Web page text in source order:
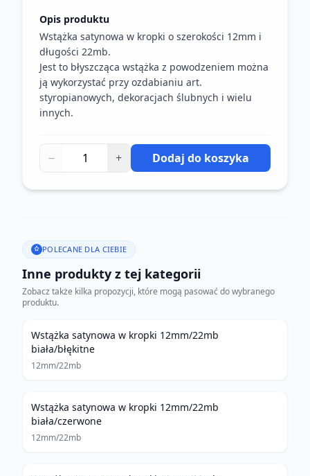
Opis produktu
Wstążka satynowa w kropki o szerokości 12mm i
długości 22mb.
Jest to błyszcząca wstążka z powodzeniem można
ją wykorzystać przy ozdabianiu art.
styropianowych, dekoracjach ślubnych i wielu
innych.
− + Dodaj do koszyka
POLECANE DLA CIEBIE
Inne produkty z tej kategorii
Zobacz także kilka propozycji, które mogą pasować do wybranego
produktu.
Wstążka satynowa w kropki 12mm/22mb
biała/błękitne
12mm/22mb
Wstążka satynowa w kropki 12mm/22mb
biała/czerwone
12mm/22mb